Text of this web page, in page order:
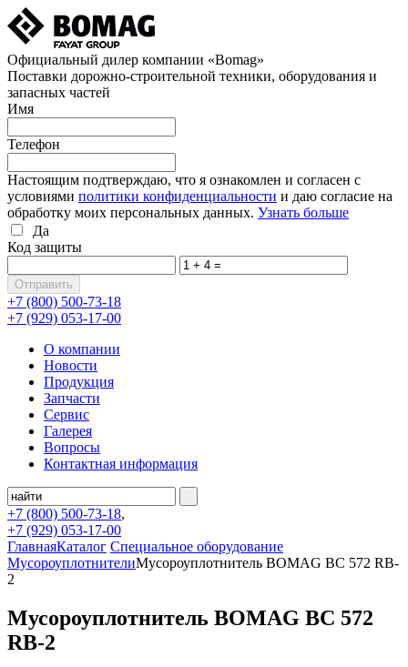
Официальный дилер компании «Bomag»
Поставки дорожно-строительной техники, оборудования и
запасных частей
Имя
Телефон
Настоящим подтверждаю, что я ознакомлен и согласен с
условиями политики конфиденциальности и даю согласие на
обработку моих персональных данных. Узнать больше
Да
Код защиты
+7 (800) 500-73-18
+7 (929) 053-17-00
О компании
Новости
Продукция
Запчасти
Сервис
Галерея
Вопросы
Контактная информация
+7 (800) 500-73-18,
+7 (929) 053-17-00
ГлавнаяКаталог Специальное оборудование
МусороуплотнителиМусороуплотнитель BOMAG BC 572 RB-
2
Мусороуплотнитель BOMAG BC 572
RB-2